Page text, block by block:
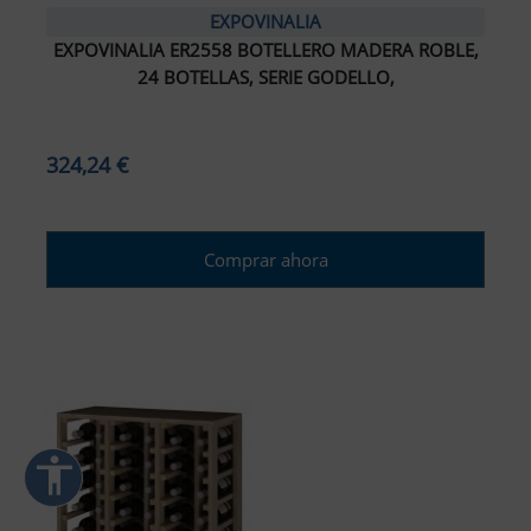
EXPOVINALIA
EXPOVINALIA ER2558 BOTELLERO MADERA ROBLE,
24 BOTELLAS, SERIE GODELLO,
324,24 €
Comprar ahora
accessibility
interlineado
colores
animaciones
de Accesibilidad